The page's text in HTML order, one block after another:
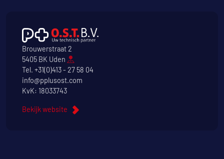
Brouwerstraat 2
5405 BK Uden
Tel. +31(0)413 - 27 58 04
info@pplusost.com
KvK: 18033743
Bekijk website